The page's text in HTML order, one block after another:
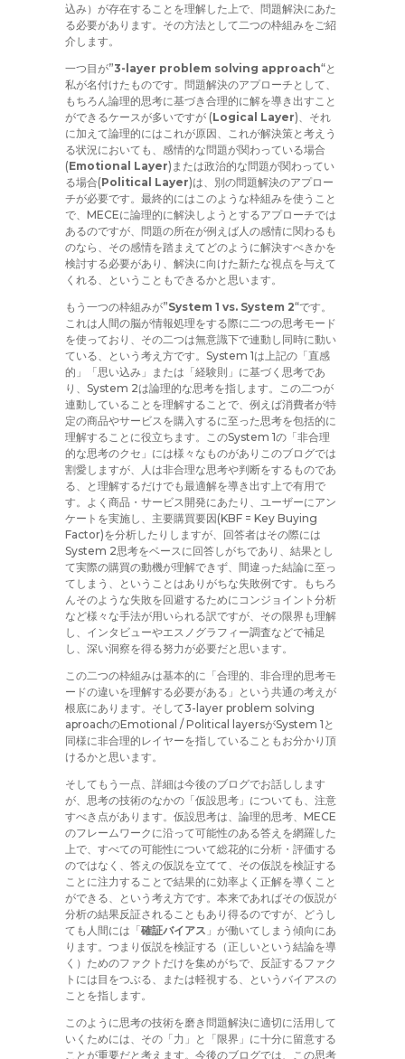
込み）が存在することを理解した上で、問題解決にあた
る必要があります。その方法として二つの枠組みをご紹
介します。
一つ目が”3-layer problem solving approach“と
私が名付けたものです。問題解決のアプローチとして、
もちろん論理的思考に基づき合理的に解を導き出すこと
ができるケースが多いですが (Logical Layer)、それ
に加えて論理的にはこれが原因、これが解決策と考えう
る状況においても、感情的な問題が関わっている場合
(Emotional Layer)または政治的な問題が関わってい
る場合(Political Layer)は、別の問題解決のアプロー
チが必要です。最終的にはこのような枠組みを使うこと
で、MECEに論理的に解決しようとするアプローチでは
あるのですが、問題の所在が例えば人の感情に関わるも
のなら、その感情を踏まえてどのように解決すべきかを
検討する必要があり、解決に向けた新たな視点を与えて
くれる、ということもできるかと思います。
もう一つの枠組みが”System 1 vs. System 2“です。
これは人間の脳が情報処理をする際に二つの思考モード
を使っており、その二つは無意識下で連動し同時に動い
ている、という考え方です。System 1は上記の「直感
的」「思い込み」または「経験則」に基づく思考であ
り、System 2は論理的な思考を指します。この二つが
連動していることを理解することで、例えば消費者が特
定の商品やサービスを購入するに至った思考を包括的に
理解することに役立ちます。このSystem 1の「非合理
的な思考のクセ」には様々なものがありこのブログでは
割愛しますが、人は非合理な思考や判断をするものであ
る、と理解するだけでも最適解を導き出す上で有用で
す。よく商品・サービス開発にあたり、ユーザーにアン
ケートを実施し、主要購買要因(KBF = Key Buying
Factor)を分析したりしますが、回答者はその際には
System 2思考をベースに回答しがちであり、結果とし
て実際の購買の動機が理解できず、間違った結論に至っ
てしまう、ということはありがちな失敗例です。もちろ
んそのような失敗を回避するためにコンジョイント分析
など様々な手法が用いられる訳ですが、その限界も理解
し、インタビューやエスノグラフィー調査などで補足
し、深い洞察を得る努力が必要だと思います。
この二つの枠組みは基本的に「合理的、非合理的思考モ
ードの違いを理解する必要がある」という共通の考えが
根底にあります。そして3-layer problem solving
aproachのEmotional / Political layersがSystem 1と
同様に非合理的レイヤーを指していることもお分かり頂
けるかと思います。
そしてもう一点、詳細は今後のブログでお話しします
が、思考の技術のなかの「仮設思考」についても、注意
すべき点があります。仮設思考は、論理的思考、MECE
のフレームワークに沿って可能性のある答えを網羅した
上で、すべての可能性について総花的に分析・評価する
のではなく、答えの仮説を立てて、その仮説を検証する
ことに注力することで結果的に効率よく正解を導くこと
ができる、という考え方です。本来であればその仮説が
分析の結果反証されることもあり得るのですが、どうし
ても人間には「確証バイアス 」が働いてしまう傾向にあ
ります。つまり仮説を検証する（正しいという結論を導
く）ためのファクトだけを集めがちで、反証するファク
トには目をつぶる、または軽視する、というバイアスの
ことを指します。
このように思考の技術を磨き問題解決に適切に活用して
いくためには、その「力」と「限界」に十分に留意する
ことが重要だと考えます。今後のブログでは、この思考